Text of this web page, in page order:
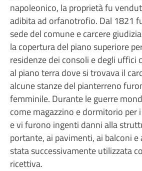
napoleonico, la proprietà fu
adibita ad orfanotrofio. Dal 1821
sede del comune e carcere
la copertura del piano superiore
residenze dei consoli e degli uffici
al piano terra dove si trovava il
alcune stanze del pianterreno
femminile. Durante le guerre
come magazzino e dormitorio per
e vi furono ingenti danni alla
portante, ai pavimenti, ai balconi e
stata successivamente utilizzata
ricettiva.